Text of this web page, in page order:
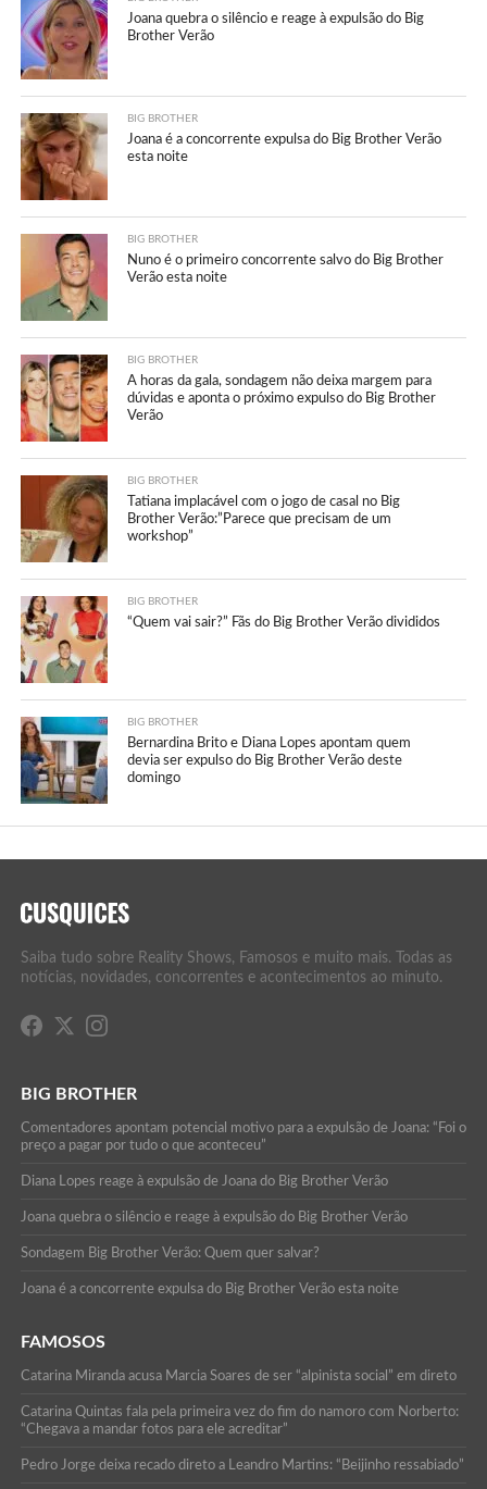
Joana quebra o silêncio e reage à expulsão do Big
Brother Verão
BIG BROTHER
Joana é a concorrente expulsa do Big Brother Verão
esta noite
BIG BROTHER
Nuno é o primeiro concorrente salvo do Big Brother
Verão esta noite
BIG BROTHER
A horas da gala, sondagem não deixa margem para
dúvidas e aponta o próximo expulso do Big Brother
Verão
BIG BROTHER
Tatiana implacável com o jogo de casal no Big
Brother Verão:”Parece que precisam de um
workshop”
BIG BROTHER
“Quem vai sair?” Fãs do Big Brother Verão divididos
BIG BROTHER
Bernardina Brito e Diana Lopes apontam quem
devia ser expulso do Big Brother Verão deste
domingo
Saiba tudo sobre Reality Shows, Famosos e muito mais. Todas as
notícias, novidades, concorrentes e acontecimentos ao minuto.
BIG BROTHER
Comentadores apontam potencial motivo para a expulsão de Joana: “Foi o
preço a pagar por tudo o que aconteceu”
Diana Lopes reage à expulsão de Joana do Big Brother Verão
Joana quebra o silêncio e reage à expulsão do Big Brother Verão
Sondagem Big Brother Verão: Quem quer salvar?
Joana é a concorrente expulsa do Big Brother Verão esta noite
FAMOSOS
Catarina Miranda acusa Marcia Soares de ser “alpinista social” em direto
Catarina Quintas fala pela primeira vez do fim do namoro com Norberto:
“Chegava a mandar fotos para ele acreditar”
Pedro Jorge deixa recado direto a Leandro Martins: “Beijinho ressabiado”